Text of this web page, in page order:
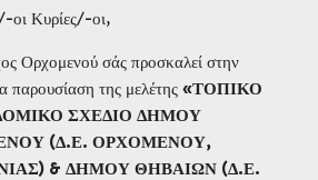
οι Κυρίες/-οι,
Ορχομενού σάς προσκαλεί στην
παρουσίαση της μελέτης «ΤΟΠΙΚΟ
ΣΧΕΔΙΟ ΔΗΜΟΥ
(Δ.Ε. ΟΡΧΟΜΕΝΟΥ,
& ΔΗΜΟΥ ΘΗΒΑΙΩΝ (Δ.Ε.